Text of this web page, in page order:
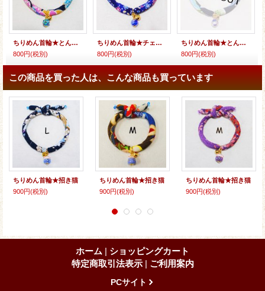
ちりめん首輪★とんぼ玉
800円(税別)
ちりめん首輪★チェコビーズ
800円(税別)
ちりめん首輪★とんぼ玉
800円(税別)
この商品を買った人は、こんな商品も買っています
ちりめん首輪★招き猫
900円(税別)
ちりめん首輪★招き猫
900円(税別)
ちりめん首輪★招き猫
900円(税別)
ホーム | ショッピングカート
特定商取引法表示 | ご利用案内
PCサイト